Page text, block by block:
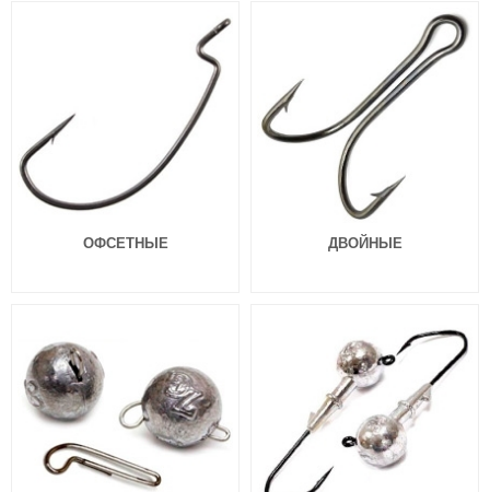
ОФСЕТНЫЕ ДВОЙНЫЕ